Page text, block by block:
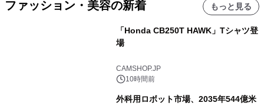
ファッション・美容の新着 もっと見る
「Honda CB250T HAWK」Tシャツ登
場
CAMSHOP.JP
10時間前
外科用ロボット市場、2035年544億米